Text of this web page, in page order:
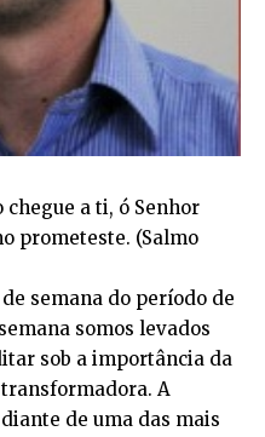
chegue a ti, ó Senhor
prometeste. (Salmo
semana do período de
somos levados
sob a importância da
transformadora. A
de uma das mais